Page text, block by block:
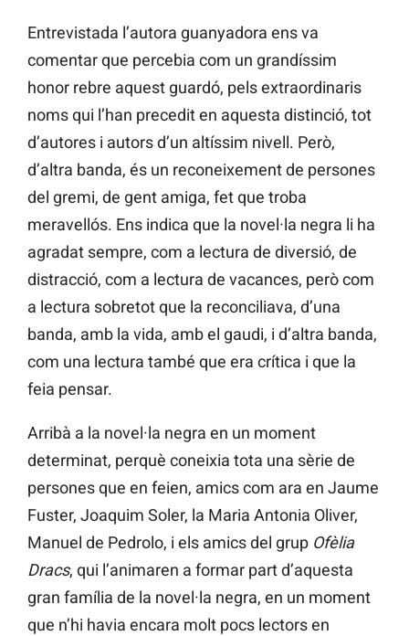
Entrevistada l’autora guanyadora ens va
comentar que percebia com un grandíssim
honor rebre aquest guardó, pels extraordinaris
noms qui l’han precedit en aquesta distinció, tot
d’autores i autors d’un altíssim nivell. Però,
d’altra banda, és un reconeixement de persones
del gremi, de gent amiga, fet que troba
meravellós. Ens indica que la novel·la negra li ha
agradat sempre, com a lectura de diversió, de
distracció, com a lectura de vacances, però com
a lectura sobretot que la reconciliava, d’una
banda, amb la vida, amb el gaudi, i d’altra banda,
com una lectura també que era crítica i que la
feia pensar.
Arribà a la novel·la negra en un moment
determinat, perquè coneixia tota una sèrie de
persones que en feien, amics com ara en Jaume
Fuster, Joaquim Soler, la Maria Antonia Oliver,
Manuel de Pedrolo, i els amics del grup Ofèlia
Dracs, qui l’animaren a formar part d’aquesta
gran família de la novel·la negra, en un moment
que n’hi havia encara molt pocs lectors en